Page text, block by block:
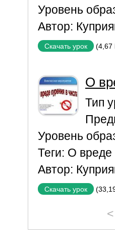
Уровень
Автор:
Скачать урок (4,67
О
Тип
Уровень
Теги: О вреде
Автор:
Скачать урок